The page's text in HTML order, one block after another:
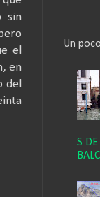
sin
el
en
del
Un
S DE